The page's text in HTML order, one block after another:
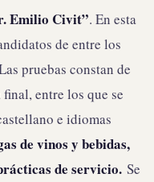
Emilio Civit”. En esta
de entre los
pruebas constan de
entre los que se
e idiomas
de vinos y bebidas,
de servicio. Se